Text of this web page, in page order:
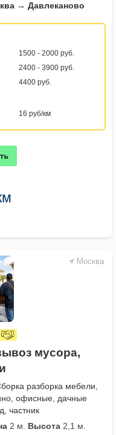
→ Давлеканово
1500 - 2000 руб.
2400 - 3900 руб.
4400 руб.
16 руб/км
Москва
мусора,
разборка мебели,
офисные, дачные
частник
2 м. Высота 2,1 м.